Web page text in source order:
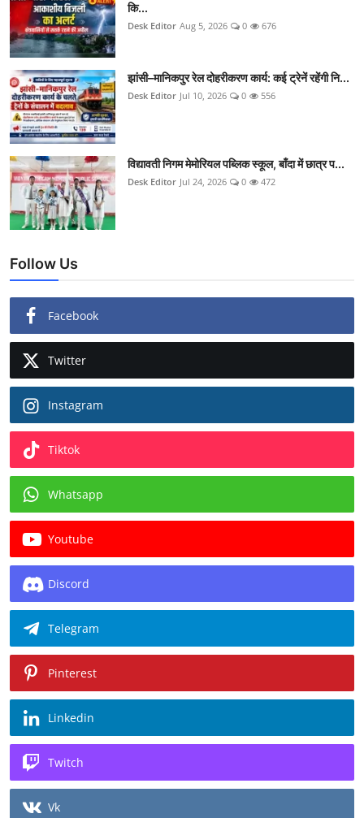
कि...
Desk Editor Aug 5, 2026 0 676
झांसी–मानिकपुर रेल दोहरीकरण कार्य: कई ट्रेनें रहेंगी नि...
Desk Editor Jul 10, 2026 0 556
विद्यावती निगम मेमोरियल पब्लिक स्कूल, बाँदा में छात्र प...
Desk Editor Jul 24, 2026 0 472
Follow Us
Facebook
Twitter
Instagram
Tiktok
Whatsapp
Youtube
Discord
Telegram
Pinterest
Linkedin
Twitch
Vk